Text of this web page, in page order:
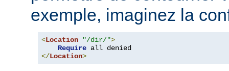
exemple, imaginez la
<Location "/dir/">
Require
</Location>